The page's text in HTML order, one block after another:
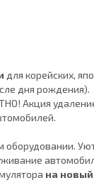
для корейских,
дня рождения).
Акция
оборудовании.
на новый